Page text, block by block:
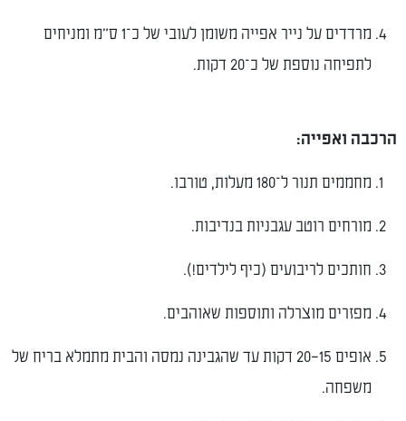
מרדדים על נייר אפייה משומן לעובי של כ־1 ס״מ ומניחים
לתפיחה נוספת של כ־20 דקות.
הרכבה ואפייה:
מחממים תנור ל־180 מעלות, טורבו.
מורחים רוטב עגבניות בנדיבות.
חותכים לריבועים (כיף לילדים!).
מפזרים מוצרלה ותוספות שאוהבים.
אופים 15–20 דקות עד שהגבינה נמסה והבית מתמלא בריח של
משפחה.